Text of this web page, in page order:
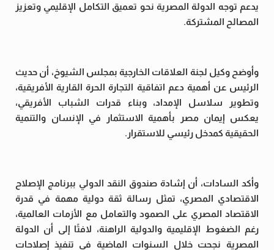
يدعم توجه الدولة المصرية نحو تعميق التكامل الإقليمي وتعزيز
المصالح المشتركة.
وأوضح وكيل لجنة العلاقات الخارجية بمجلس الشيوخ، أن حديث
الرئيس عن أهمية دعم اتفاقية التجارة الحرة القارية الأفريقية،
وتطوير سلاسل الإمداد، وبناء قدرات الشباب الأفريقي،
يعكس إيمان مصر بأهمية الاستثمار في الإنسان والتنمية
الحقيقية كمدخل رئيسي للاستقرار.
وأكد السادات، أن إشادة صندوق النقد الدولي ببرنامج الإصلاح
الاقتصادي المصري، تمثل رسالة ثقة دولية مهمة في قدرة
الاقتصاد المصري على الصمود والتعامل مع الأزمات العالمية،
رغم الضغوط الإقليمية والدولية الراهنة، لافتًا إلى أن الدولة
المصرية نجحت خلال السنوات الماضية في تنفيذ إصلاحات